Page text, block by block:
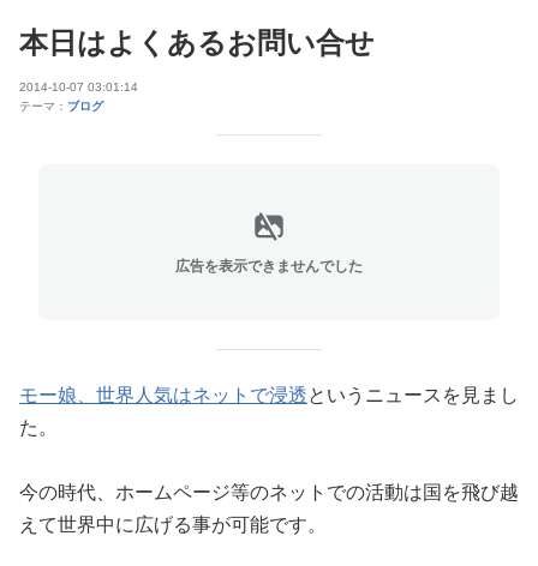
本日はよくあるお問い合せ
2014-10-07 03:01:14
テーマ： ブログ
広告を表示できませんでした
モー娘、世界人気はネットで浸透というニュースを見まし
た。
今の時代、ホームページ等のネットでの活動は国を飛び越
えて世界中に広げる事が可能です。